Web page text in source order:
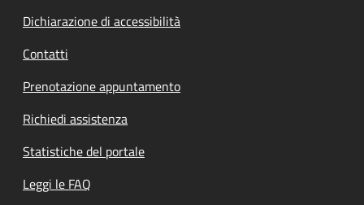
Dichiarazione di accessibilità
Contatti
Prenotazione appuntamento
Richiedi assistenza
Statistiche del portale
Leggi le FAQ